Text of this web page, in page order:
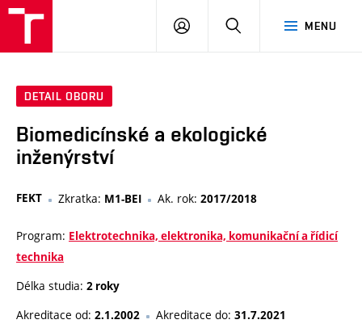
MENU
PŘIHLÁSIT
DETAIL OBORU
Biomedicínské a ekologické
inženýrství
FEKT Zkratka: M1-BEI Ak. rok: 2017/2018
Program: Elektrotechnika, elektronika, komunikační a řídicí
technika
Délka studia: 2 roky
Akreditace od: 2.1.2002 Akreditace do: 31.7.2021